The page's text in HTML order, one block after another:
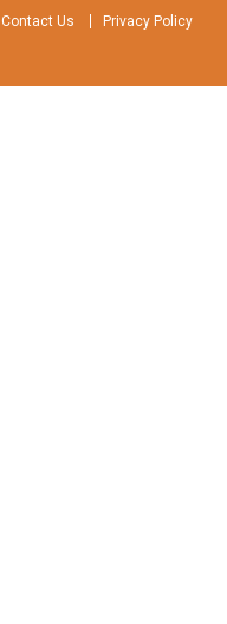
Contact Us Privacy Policy